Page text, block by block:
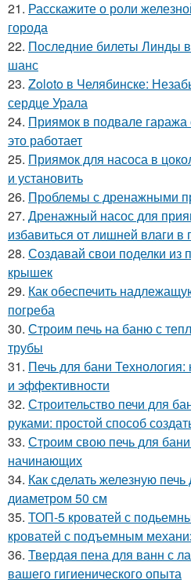
21. Расскажите о роли
города
22. Последние билеты Линды
шанс
23. Zoloto в Челябинске:
сердце Урала
24. Приямок в подвале гаража
это работает
25. Приямок для насоса в
и установить
26. Проблемы с дренажными
27. Дренажный насос для
избавиться от лишней влаги в
28. Создавай свои поделки из
крышек
29. Как обеспечить
погреба
30. Строим печь на баню с
трубы
31. Печь для бани
и эффективности
32. Строительство печи для
руками: простой способ
33. Строим свою печь для
начинающих
34. Как сделать железную
диаметром 50 см
35. ТОП-5 кроватей с
кроватей с подъемным
36. Твердая пена для ванн с
вашего гигиенического опыта